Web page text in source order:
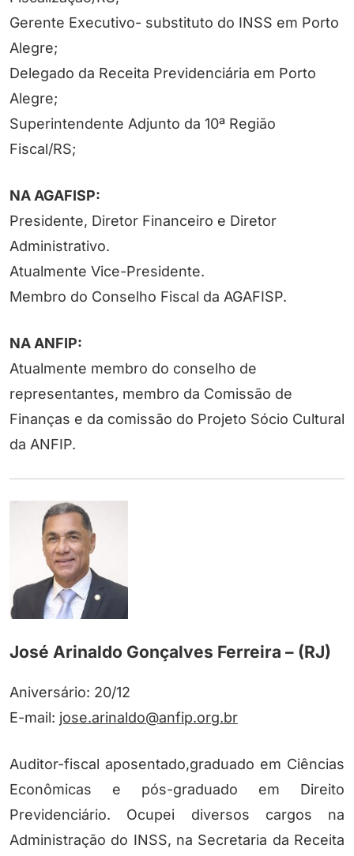
Gerente Executivo- substituto do INSS em Porto
Alegre;
Delegado da Receita Previdenciária em Porto
Alegre;
Superintendente Adjunto da 10ª Região
Fiscal/RS;
NA AGAFISP:
Presidente, Diretor Financeiro e Diretor
Administrativo.
Atualmente Vice-Presidente.
Membro do Conselho Fiscal da AGAFISP.
NA ANFIP:
Atualmente membro do conselho de
representantes, membro da Comissão de
Finanças e da comissão do Projeto Sócio Cultural
da ANFIP.
José Arinaldo Gonçalves Ferreira – (RJ)
Aniversário: 20/12
E-mail: jose.arinaldo@anfip.org.br
Auditor-fiscal aposentado,graduado em Ciências
Econômicas e pós-graduado em Direito
Previdenciário. Ocupei diversos cargos na
Administração do INSS, na Secretaria da Receita